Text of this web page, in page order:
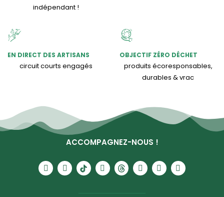
indépendant !
EN DIRECT DES ARTISANS
circuit courts engagés
OBJECTIF ZÉRO DÉCHET
produits écoresponsables,
durables & vrac
ACCOMPAGNEZ-NOUS !